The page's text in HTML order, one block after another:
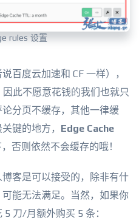
rules 设置
百度云加速和 CF 一样），
此不愿意花钱的我们也就只
分页不缓存，其他一律缓
键的地方， Edge Cache
否则依然不会缓存的哦！
客是可以接受的，除非有什
能无法满足。当然，如果你
刀/月额外购买 5 条：